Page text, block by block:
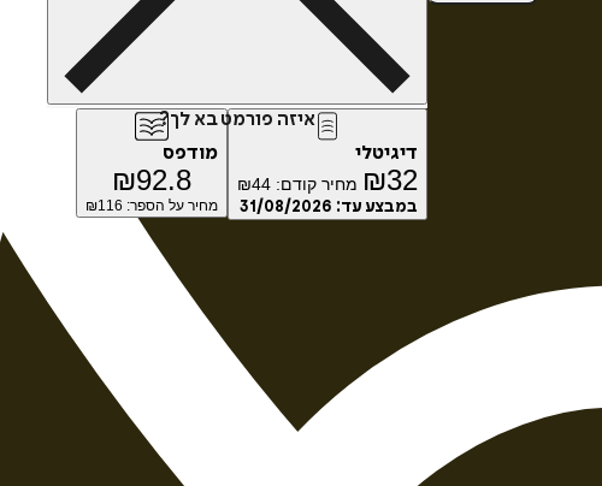
איזה פורמט בא לך?
דיגיטלי
₪32 מחיר קודם: ₪44
במבצע עד: 31/08/2026
מודפס
₪92.8
מחיר על הספר: ₪ 116